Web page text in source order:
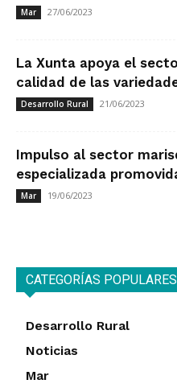
Mar 27/06/2023
La Xunta apoya el
calidad de las
Desarrollo Rural 21/06/2023
Impulso al sector
especializada
Mar 19/06/2023
CATEGORÍAS POPULARES
Desarrollo Rural
Noticias
Mar